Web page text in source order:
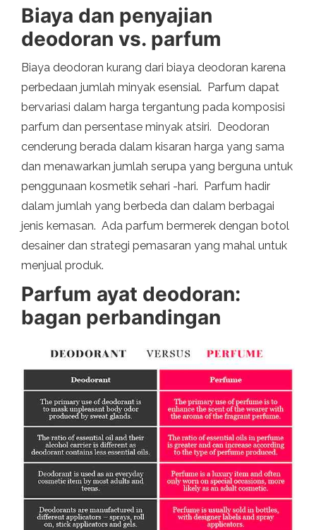
Biaya dan penyajian
deodoran vs. parfum
Biaya deodoran kurang dari biaya deodoran karena
perbedaan jumlah minyak esensial. Parfum dapat
bervariasi dalam harga tergantung pada komposisi
parfum dan persentase minyak atsiri. Deodoran
cenderung berada dalam kisaran harga yang sama
dan menawarkan jumlah serupa yang berguna untuk
penggunaan kosmetik sehari -hari. Parfum hadir
dalam jumlah yang berbeda dan dalam berbagai
jenis kemasan. Ada parfum bermerek dengan botol
desainer dan strategi pemasaran yang mahal untuk
menjual produk.
Parfum ayat deodoran:
bagan perbandingan